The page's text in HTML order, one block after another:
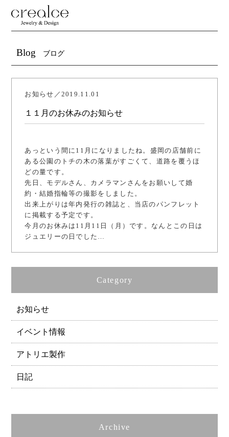
Blog ブログ
お知らせ／2019.11.01
１１月のお休みのお知らせ
あっという間に11月になりましたね。盛岡の店舗前に
ある公園のトチの木の落葉がすごくて、道路を覆うほ
どの量です。
先日、モデルさん、カメラマンさんをお願いして婚
約・結婚指輪等の撮影をしました。
出来上がりは年内発行の雑誌と、当店のパンフレット
に掲載する予定です。
今月のお休みは11月11日（月）です。なんとこの日は
ジュエリーの日でした…
Category
お知らせ
イベント情報
アトリエ製作
日記
Archive